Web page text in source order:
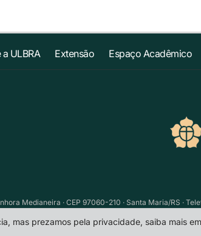
ULBRA Extensão Espaço Acadêmico
Medianeira · CEP 97060-210 · Santa Maria/RS ·
mas prezamos pela privacidade, saiba mais